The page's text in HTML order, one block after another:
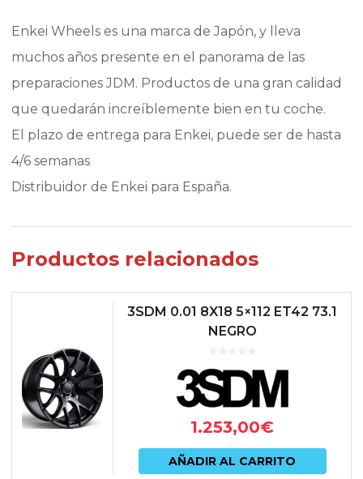
Enkei Wheels es una marca de Japón, y lleva
muchos años presente en el panorama de las
preparaciones JDM. Productos de una gran calidad
que quedarán increíblemente bien en tu coche.
El plazo de entrega para Enkei, puede ser de hasta
4/6 semanas
Distribuidor de Enkei para España.
Productos relacionados
3SDM 0.01 8X18 5×112 ET42 73.1
NEGRO
1.253,00€
AÑADIR AL CARRITO